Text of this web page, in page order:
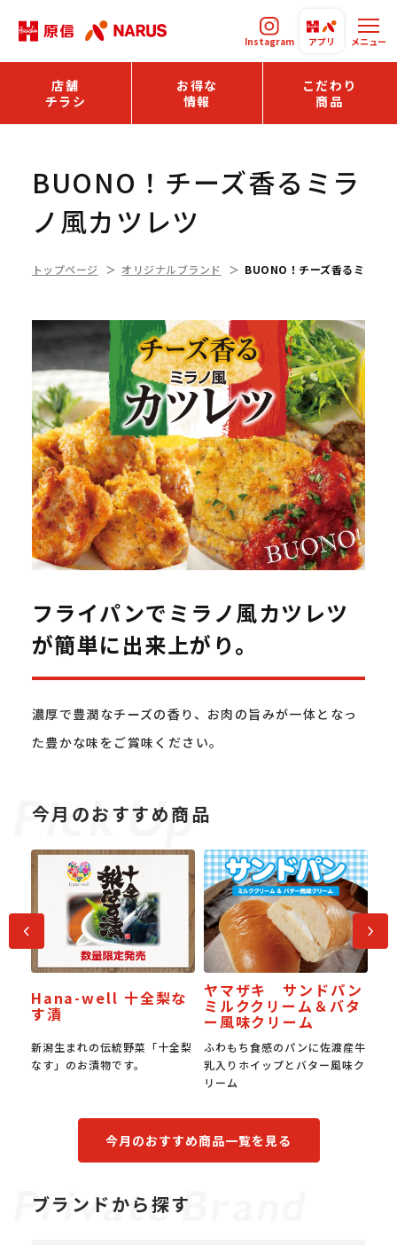
Instagram アプリ メニュー
店舗
チラシ
お得な
情報
こだわり
商品
BUONO！チーズ香るミラ
ノ風カツレツ
トップページ オリジナルブランド BUONO！チーズ香るミラノ
フライパンでミラノ風カツレツ
が簡単に出来上がり。
濃厚で豊潤なチーズの香り、お肉の旨みが一体となっ
た豊かな味をご賞味ください。
今月のおすすめ商品
前へ
Hana-well 十全梨な
す漬
新潟生まれの伝統野菜「十全梨
なす」のお漬物です。
ヤマザキ サンドパン
ミルククリーム＆バタ
ー風味クリーム
ふわもち食感のパンに佐渡産牛
乳入りホイップとバター風味ク
リーム
次へ
今月のおすすめ商品一覧を見る
ブランドから探す